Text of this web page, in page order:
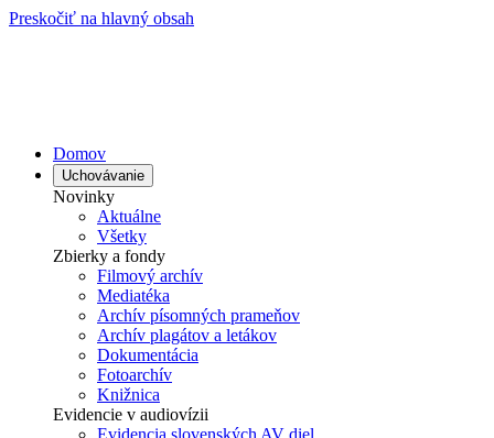
Preskočiť na hlavný obsah
Domov
Uchovávanie
Novinky
Aktuálne
Všetky
Zbierky a fondy
Filmový archív
Mediatéka
Archív písomných prameňov
Archív plagátov a letákov
Dokumentácia
Fotoarchív
Knižnica
Evidencie v audiovízii
Evidencia slovenských AV diel